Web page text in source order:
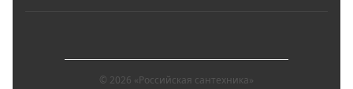
© 2026 «Российская сантехника»